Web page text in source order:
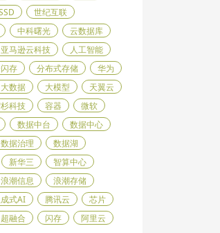
世纪互联
中科曙光
云数据库
亚马逊云科技
人工智能
存 分布式存储
华为
大数据 大模型
天翼云
科技 容器
微软
数据中台
数据中心
数据治理
数据湖
新华三
智算中心
浪潮信息
浪潮存储
式AI 腾讯云
芯片
超融合 闪存 阿里云